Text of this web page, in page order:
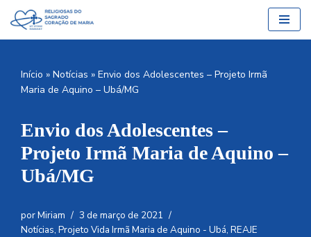
Pular
conteúdo
Início » Notícias » Envio dos Adolescentes – Projeto Irmã
Maria de Aquino – Ubá/MG
Envio dos Adolescentes –
Projeto Irmã Maria de Aquino –
Ubá/MG
porMiriam
3 de março de 2021
Notícias, Projeto Vida Irmã Maria de Aquino - Ubá, REAJE